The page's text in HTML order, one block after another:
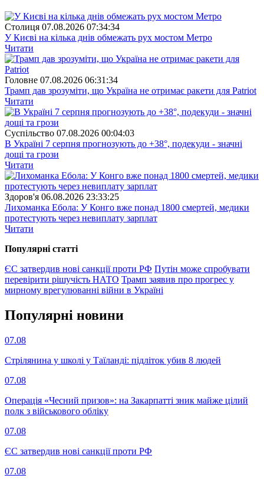
Столиця 07.08.2026 07:34:34
У Києві на кілька днів обмежать рух мостом Метро
Читати
Головне 07.08.2026 06:31:34
Трамп дав зрозуміти, що Україна не отримає ракети для Patriot
Читати
Суспiльство 07.08.2026 00:04:03
В Україні 7 серпня прогнозують до +38°, подекуди - значні
дощі та грози
Читати
Здоров'я 06.08.2026 23:33:25
Лихоманка Ебола: У Конго вже понад 1800 смертей, медики
протестують через невиплату зарплат
Читати
Популярнi статтi
ЄС затвердив нові санкції проти РФ Путін може спробувати
перевірити рішучість НАТО Трамп заявив про прогрес у
мирному врегулюванні війни в Україні
Популярнi новини
07.08
Стрілянина у школі у Таїланді: підліток убив 8 людей
07.08
Операція «Чесний призов»: на Закарпатті зник майже цілий
полк з військового обліку
07.08
ЄС затвердив нові санкції проти РФ
07.08